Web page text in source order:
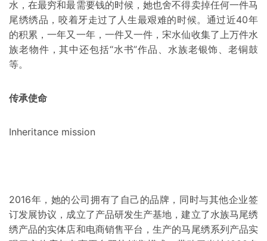
水，在最穷和最需要钱的时候，她也舍不得卖掉任何一件马
尾绣绣品，咬着牙走过了人生最艰难的时候。通过近40年
的积累，一年又一年，一件又一件，宋水仙收集了上万件水
族老物件，其中还包括“水书”作品、水族老银饰、老铜鼓
等。
传承使命
Inheritance mission
2016年，她的公司拥有了自己的品牌，同时与其他企业签
订发展协议，成立了产品研发生产基地，建立了水族马尾绣
绣产品的实体店和电商销售平台，生产的马尾绣系列产品实